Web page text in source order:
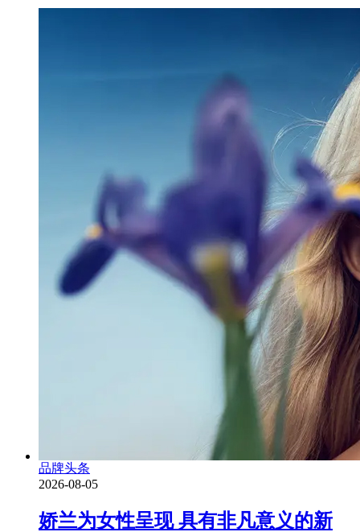
品牌头条
2026-08-05
娇兰为女性呈现 具有非凡意义的新